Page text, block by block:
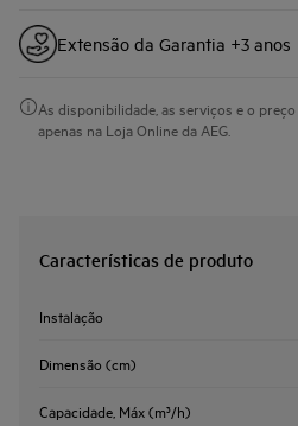
Extensão da Garantia +3 anos
As disponibilidade, as serviços e o
apenas na Loja Online da AEG.
Características de produto
Instalação
Dimensão (cm)
Capacidade, Máx (m³/h)